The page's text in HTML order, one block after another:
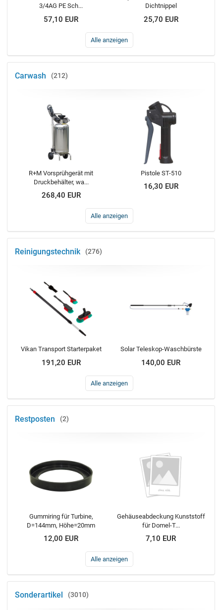
3/4AG PE Sch...
57,10 EUR
Dichtnippel
25,70 EUR
Alle anzeigen
Carwash 212
R+M Vorsprühgerät mit
Druckbehälter, wa...
268,40 EUR
Pistole ST-510
16,30 EUR
Alle anzeigen
Reinigungstechnik 276
Vikan Transport Starterpaket
191,20 EUR
Solar Teleskop-Waschbürste
140,00 EUR
Alle anzeigen
Restposten 2
Gummiring für Turbine,
D=144mm, Höhe=20mm
12,00 EUR
Gehäuseabdeckung Kunststoff
für Domel-T...
7,10 EUR
Alle anzeigen
Sonderartikel 3010